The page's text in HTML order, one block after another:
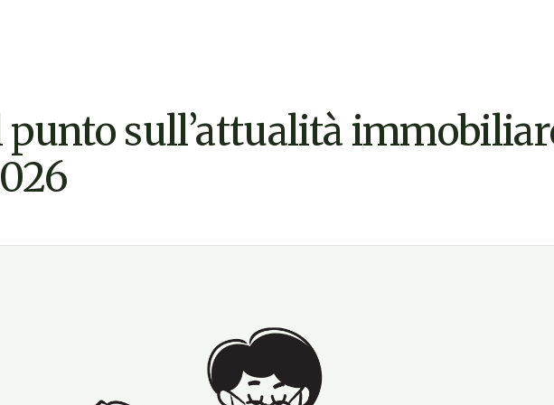
punto sull’attualità